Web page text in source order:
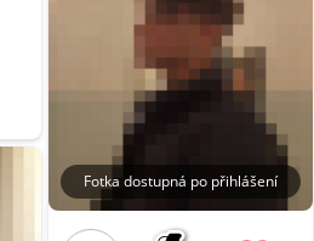
Fotka dostupná po přihlášení